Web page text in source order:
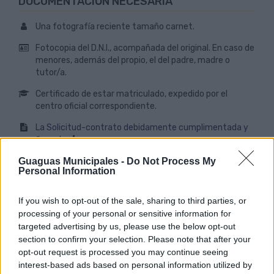
Guaguas Municipales - Do Not Process My
Personal Information
If you wish to opt-out of the sale, sharing to third parties, or
processing of your personal or sensitive information for
targeted advertising by us, please use the below opt-out
section to confirm your selection. Please note that after your
opt-out request is processed you may continue seeing
interest-based ads based on personal information utilized by
Una fotografía reciente tamaño carnet.
Fotocopia del D.N.I., acompañada del original. En caso de
menores, además del propio, el del padre, madre o
tutor/a.
Certificado de estar matriculado, expedido por el
centro oficial correspondiente.
La Solicitud-contrato debidamente cumplimentada y
firmada.
ZONAS AUTORIZADAS
Marzagán –y núcleos diseminados-, La Data, Los Hoyos,
Lomo de Enmedio, Cuesta Ramón, Jinámar, Llano de la
Barrera, Llano de las Nieves, Lomo El Sabinal,
Mercalaspalmas, Montequemado, Santa Margarita, barrio
marinero de San Cristóbal, La Montañeta, Lomo del Capón,
La Calzada, La Cantera, el Fondillo, Tafira Alta, Tafira Baja,